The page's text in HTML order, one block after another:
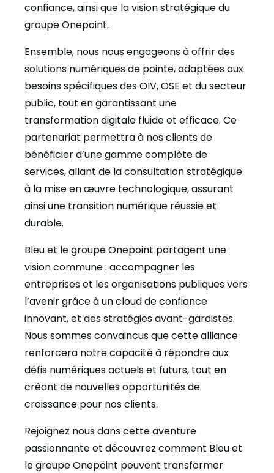
confiance, ainsi que la vision stratégique du
groupe Onepoint.
Ensemble, nous nous engageons à offrir des
solutions numériques de pointe, adaptées aux
besoins spécifiques des OIV, OSE et du secteur
public, tout en garantissant une
transformation digitale fluide et efficace. Ce
partenariat permettra à nos clients de
bénéficier d’une gamme complète de
services, allant de la consultation stratégique
à la mise en œuvre technologique, assurant
ainsi une transition numérique réussie et
durable.
Bleu et le groupe Onepoint partagent une
vision commune : accompagner les
entreprises et les organisations publiques vers
l’avenir grâce à un cloud de confiance
innovant, et des stratégies avant-gardistes.
Nous sommes convaincus que cette alliance
renforcera notre capacité à répondre aux
défis numériques actuels et futurs, tout en
créant de nouvelles opportunités de
croissance pour nos clients.
Rejoignez nous dans cette aventure
passionnante et découvrez comment Bleu et
le groupe Onepoint peuvent transformer